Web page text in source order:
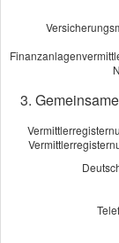
sollte die
Die Risiko-
unabhängig
Beiträge die
aus.
Die
3.